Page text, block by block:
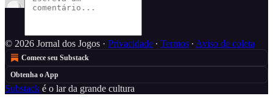
© 2026 Jornal dos Jogos · Privacidade ∙ Termos ∙ Aviso de coleta
Comece seu Substack
Obtenha o App
Substack é o lar da grande cultura